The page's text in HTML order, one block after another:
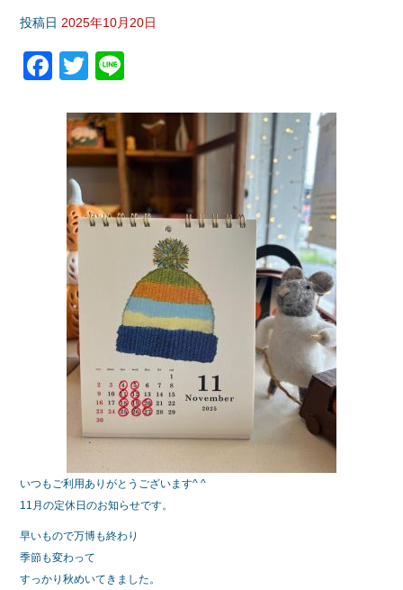
投稿日 2025年10月20日
F
c
e
b
o
o
k
T
tt
er
e
いつもご利用ありがとうございます^ ^
11月の定休日のお知らせです。
早いもので万博も終わり
季節も変わって
すっかり秋めいてきました。